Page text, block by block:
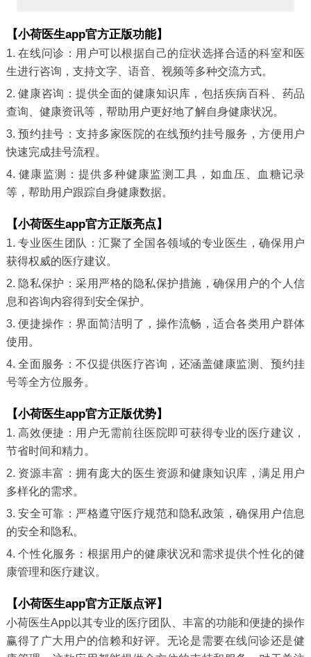
【小荷医生app官方正版功能】
1. 在线问诊：用户可以根据自己的症状选择合适的科室和医
生进行咨询，支持文字、语音、视频等多种交流方式。
2. 健康咨询：提供全面的健康知识库，包括疾病百科、药品
查询、健康资讯等，帮助用户更好地了解自身健康状况。
3. 预约挂号：支持多家医院的在线预约挂号服务，方便用户
快速完成挂号流程。
4. 健康监测：提供多种健康监测工具，如血压、血糖记录
等，帮助用户跟踪自身健康数据。
【小荷医生app官方正版亮点】
1. 专业医生团队：汇聚了全国各领域的专业医生，确保用户
获得权威的医疗建议。
2. 隐私保护：采用严格的隐私保护措施，确保用户的个人信
息和咨询内容得到安全保护。
3. 便捷操作：界面简洁明了，操作流畅，适合各类用户群体
使用。
4. 全面服务：不仅提供医疗咨询，还涵盖健康监测、预约挂
号等全方位服务。
【小荷医生app官方正版优势】
1. 高效便捷：用户无需前往医院即可获得专业的医疗建议，
节省时间和精力。
2. 资源丰富：拥有庞大的医生资源和健康知识库，满足用户
多样化的需求。
3. 安全可靠：严格遵守医疗规范和隐私政策，确保用户信息
的安全和隐私。
4. 个性化服务：根据用户的健康状况和需求提供个性化的健
康管理和医疗建议。
【小荷医生app官方正版点评】
小荷医生App以其专业的医疗团队、丰富的功能和便捷的操作
赢得了广大用户的信赖和好评。无论是需要在线问诊还是健